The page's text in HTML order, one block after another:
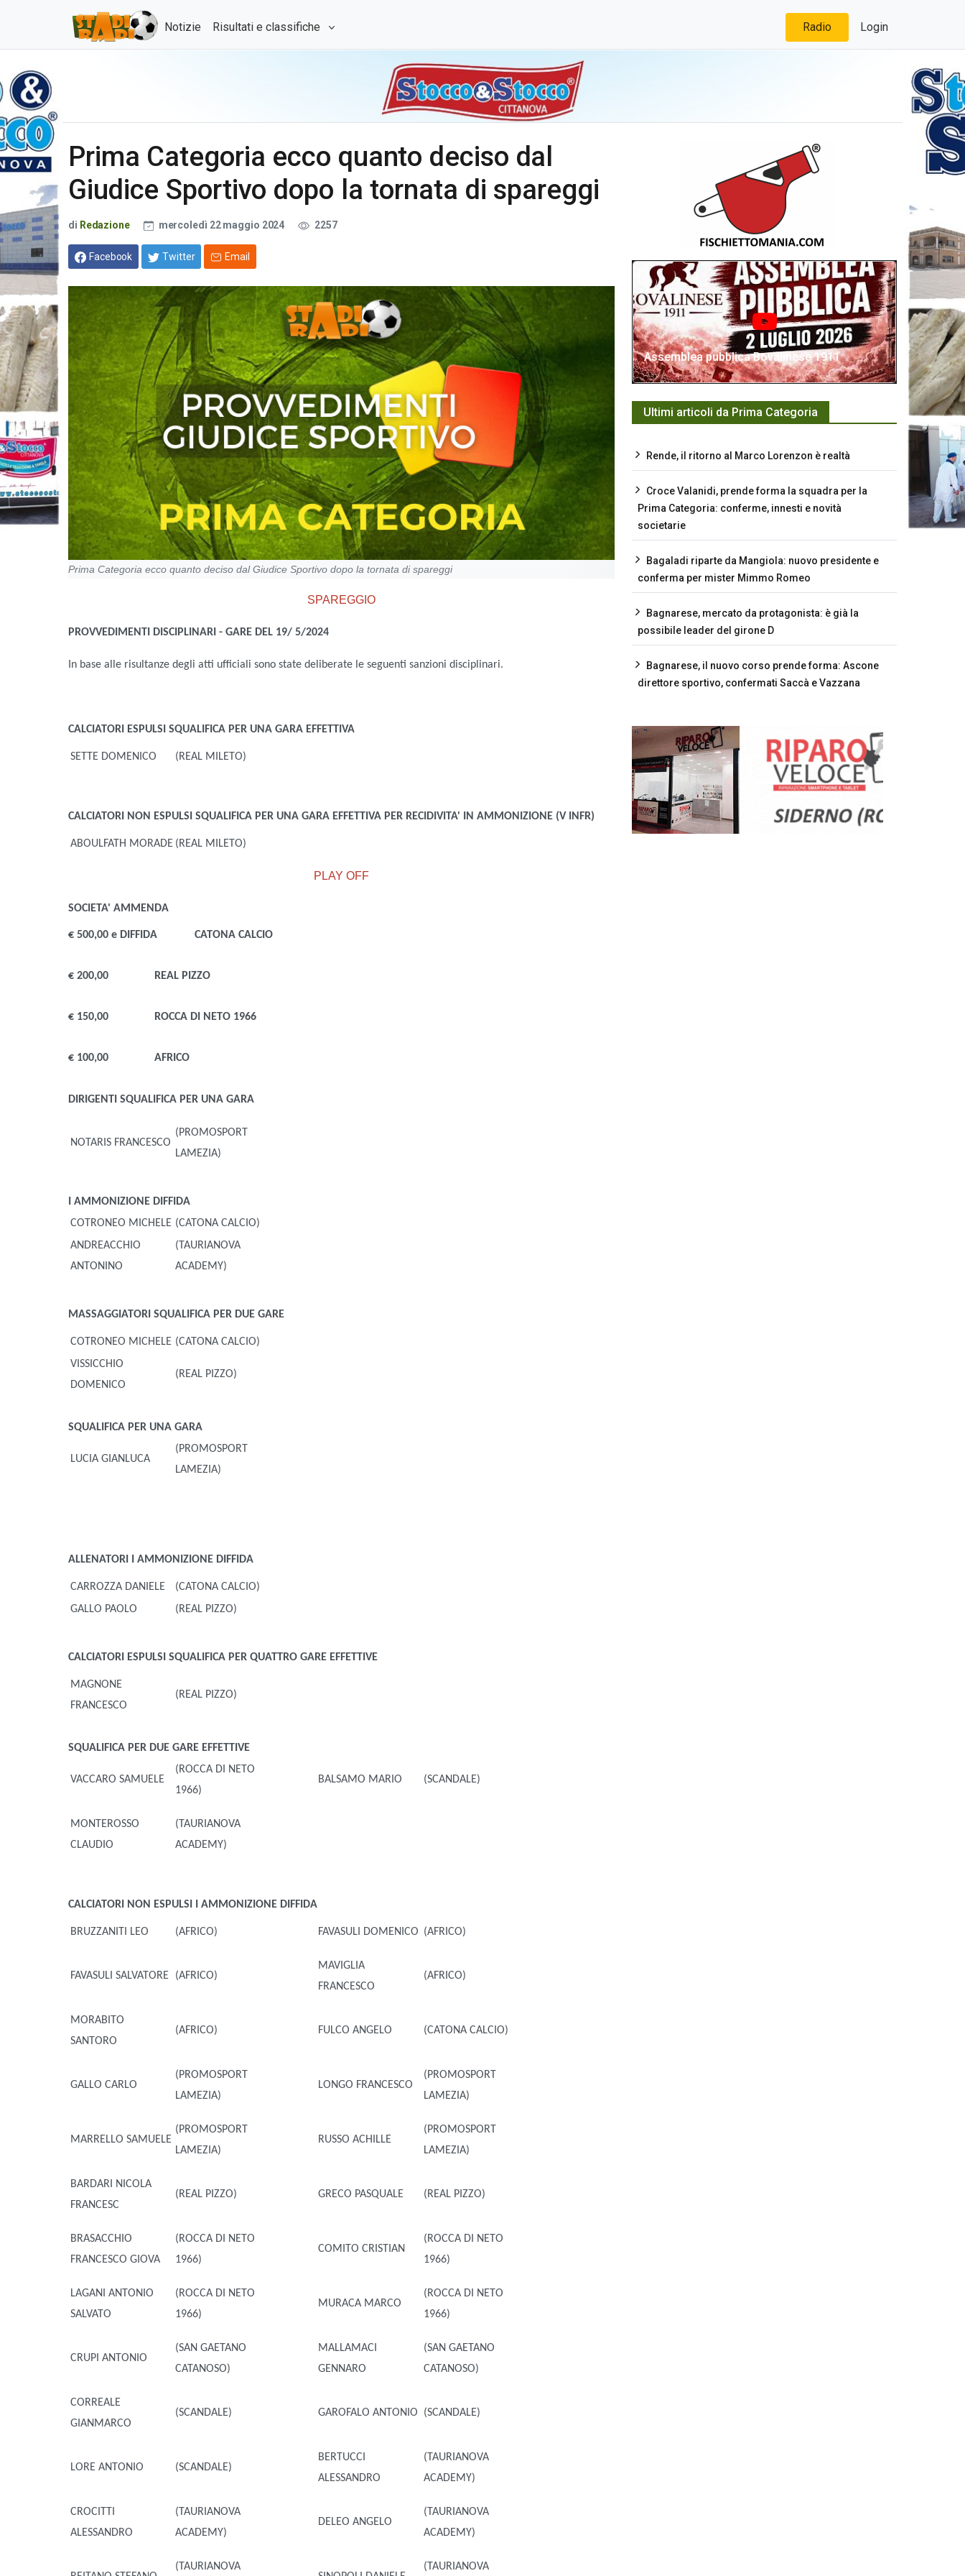
Notizie Risultati e classifiche Radio Login
Prima Categoria ecco quanto deciso dal
Giudice Sportivo dopo la tornata di spareggi
di Redazione mercoledì 22 maggio 2024 2257
Facebook Twitter Email
Prima Categoria ecco quanto deciso dal Giudice Sportivo dopo la tornata di spareggi
SPAREGGIO
PROVVEDIMENTI DISCIPLINARI - GARE DEL 19/ 5/2024
In base alle risultanze degli atti ufficiali sono state deliberate le seguenti sanzioni disciplinari.
CALCIATORI ESPULSI SQUALIFICA PER UNA GARA EFFETTIVA
SETTE DOMENICO (REAL MILETO)
CALCIATORI NON ESPULSI SQUALIFICA PER UNA GARA EFFETTIVA PER RECIDIVITA' IN AMMONIZIONE (V INFR)
ABOULFATH MORADE (REAL MILETO)
PLAY OFF
SOCIETA' AMMENDA
€ 500,00 e DIFFIDA CATONA CALCIO
€ 200,00 REAL PIZZO
€ 150,00 ROCCA DI NETO 1966
€ 100,00 AFRICO
DIRIGENTI SQUALIFICA PER UNA GARA
NOTARIS FRANCESCO
(PROMOSPORT
LAMEZIA)
I AMMONIZIONE DIFFIDA
COTRONEO MICHELE (CATONA CALCIO)
ANDREACCHIO
ANTONINO
(TAURIANOVA
ACADEMY)
MASSAGGIATORI SQUALIFICA PER DUE GARE
COTRONEO MICHELE (CATONA CALCIO)
VISSICCHIO
DOMENICO
(REAL PIZZO)
SQUALIFICA PER UNA GARA
LUCIA GIANLUCA
(PROMOSPORT
LAMEZIA)
ALLENATORI I AMMONIZIONE DIFFIDA
CARROZZA DANIELE
(CATONA CALCIO)
GALLO PAOLO
(REAL PIZZO)
CALCIATORI ESPULSI SQUALIFICA PER QUATTRO GARE EFFETTIVE
MAGNONE
FRANCESCO
(REAL PIZZO)
SQUALIFICA PER DUE GARE EFFETTIVE
VACCARO SAMUELE
(ROCCA DI NETO
1966)
BALSAMO MARIO (SCANDALE)
MONTEROSSO
CLAUDIO
(TAURIANOVA
ACADEMY)
CALCIATORI NON ESPULSI I AMMONIZIONE DIFFIDA
BRUZZANITI LEO (AFRICO) FAVASULI DOMENICO (AFRICO)
FAVASULI SALVATORE (AFRICO)
MAVIGLIA
FRANCESCO
(AFRICO)
MORABITO
SANTORO
(AFRICO) FULCO ANGELO (CATONA CALCIO)
GALLO CARLO
(PROMOSPORT
LAMEZIA)
LONGO FRANCESCO
(PROMOSPORT
LAMEZIA)
MARRELLO SAMUELE
(PROMOSPORT
LAMEZIA)
RUSSO ACHILLE
(PROMOSPORT
LAMEZIA)
BARDARI NICOLA
FRANCESC
(REAL PIZZO) GRECO PASQUALE (REAL PIZZO)
BRASACCHIO
FRANCESCO GIOVA
(ROCCA DI NETO
1966)
COMITO CRISTIAN
(ROCCA DI NETO
1966)
LAGANI ANTONIO
SALVATO
(ROCCA DI NETO
1966)
MURACA MARCO
(ROCCA DI NETO
1966)
CRUPI ANTONIO
(SAN GAETANO
CATANOSO)
MALLAMACI
GENNARO
(SAN GAETANO
CATANOSO)
CORREALE
GIANMARCO
(SCANDALE) GAROFALO ANTONIO (SCANDALE)
LORE ANTONIO (SCANDALE)
BERTUCCI
ALESSANDRO
(TAURIANOVA
ACADEMY)
CROCITTI
ALESSANDRO
(TAURIANOVA
ACADEMY)
DELEO ANGELO
(TAURIANOVA
ACADEMY)
(TAURIANOVA
(TAURIANOVA
Assemblea pubblica Bovalinese 1911
Ultimi articoli da Prima Categoria
Rende, il ritorno al Marco Lorenzon è realtà
Croce Valanidi, prende forma la squadra per la
Prima Categoria: conferme, innesti e novità
societarie
Bagaladi riparte da Mangiola: nuovo presidente e
conferma per mister Mimmo Romeo
Bagnarese, mercato da protagonista: è già la
possibile leader del girone D
Bagnarese, il nuovo corso prende forma: Ascone
direttore sportivo, confermati Saccà e Vazzana